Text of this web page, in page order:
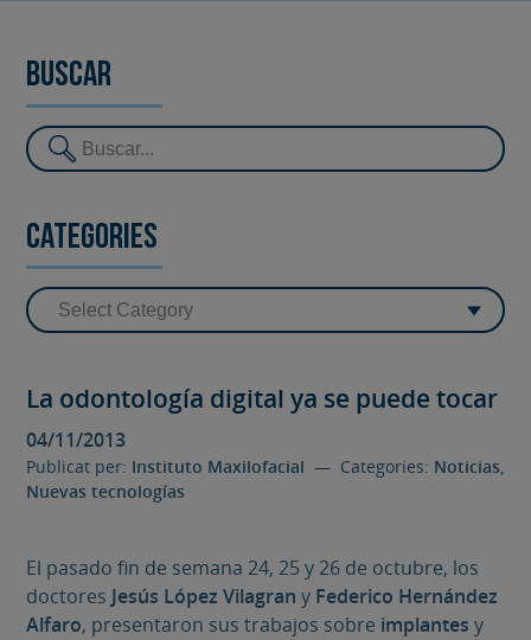
Buscar
Categories
La odontología digital ya se puede tocar
04/11/2013
Publicat per: Instituto Maxilofacial — Categories: Noticias,
Nuevas tecnologías
El pasado fin de semana 24, 25 y 26 de octubre, los
doctores Jesús López Vilagran y Federico Hernández
Alfaro, presentaron sus trabajos sobre implantes y